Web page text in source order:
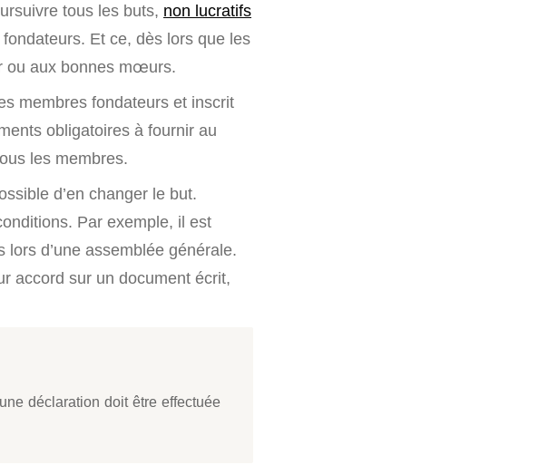
tous les buts, non lucratifs
Et ce, dès lors que les
ou aux bonnes mœurs.
membres fondateurs et inscrit
obligatoires à fournir au
les membres.
d’en changer le but.
Par exemple, il est
lors d’une assemblée générale.
accord sur un document écrit,
déclaration doit être effectuée